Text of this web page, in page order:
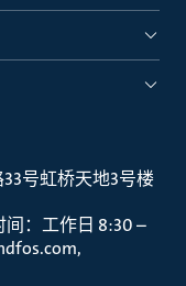
号虹桥天地3号楼
间：工作日 8:30 –